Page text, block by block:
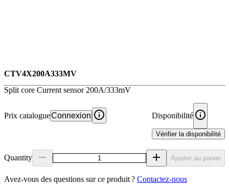
CTV4X200A333MV
Split core Current sensor 200A/333mV
Prix catalogueConnexion Disponibilité
Vérifier la disponibilité
Quantity Ajouter au panier
Avez‑vous des questions sur ce produit ? Contactez‑nous